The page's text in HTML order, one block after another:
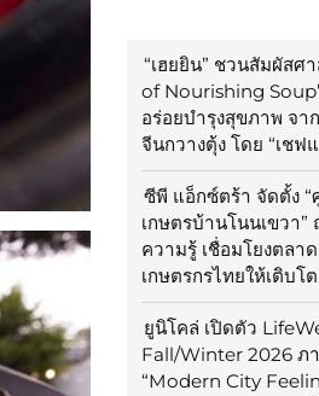
“เฮยยิน” ชวนสัมผัสศ
of Nourishing
อร่อยบำรุงสุขภาพ จ
จีนกวางตุ้ง โดย “เชฟ
ซีพี แอ็กซ์ตร้า จัดตั้ง “
เกษตรบ้านโนนเขวา”
ความรู้ เชื่อมโยงตลา
เกษตรกรไทยให้เติบโ
ยูนิโคล่ เปิดตัว
Fall/Winter 2026 ภ
“Modern City